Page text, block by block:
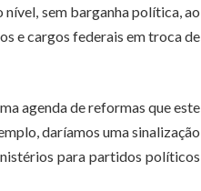
sem barganha política, ao
e cargos federais em troca de
agenda de reformas que este
daríamos uma sinalização
para partidos políticos